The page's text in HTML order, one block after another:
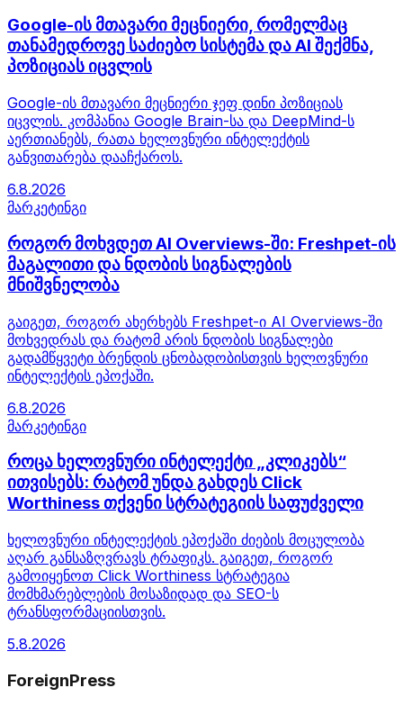
Google-ის მთავარი მეცნიერი, რომელმაც
თანამედროვე საძიებო სისტემა და AI შექმნა,
პოზიციას იცვლის
Google-ის მთავარი მეცნიერი ჯეფ დინი პოზიციას
იცვლის. კომპანია Google Brain-სა და DeepMind-ს
აერთიანებს, რათა ხელოვნური ინტელექტის
განვითარება დააჩქაროს.
6.8.2026
მარკეტინგი
როგორ მოხვდეთ AI Overviews-ში: Freshpet-ის
მაგალითი და ნდობის სიგნალების
მნიშვნელობა
გაიგეთ, როგორ ახერხებს Freshpet-ი AI Overviews-ში
მოხვედრას და რატომ არის ნდობის სიგნალები
გადამწყვეტი ბრენდის ცნობადობისთვის ხელოვნური
ინტელექტის ეპოქაში.
6.8.2026
მარკეტინგი
როცა ხელოვნური ინტელექტი „კლიკებს“
ითვისებს: რატომ უნდა გახდეს Click
Worthiness თქვენი სტრატეგიის საფუძველი
ხელოვნური ინტელექტის ეპოქაში ძიების მოცულობა
აღარ განსაზღვრავს ტრაფიკს. გაიგეთ, როგორ
გამოიყენოთ Click Worthiness სტრატეგია
მომხმარებლების მოსაზიდად და SEO-ს
ტრანსფორმაციისთვის.
5.8.2026
ForeignPress